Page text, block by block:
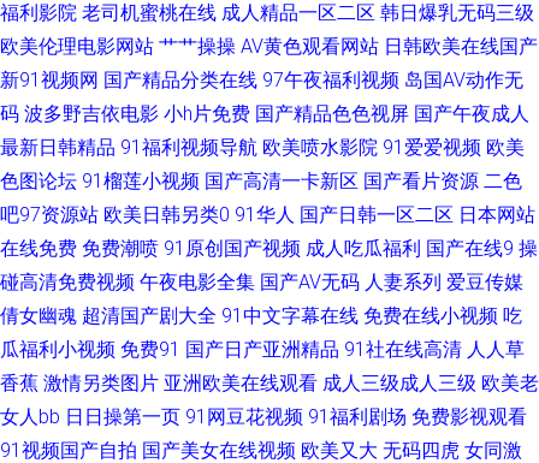
虎yy2 91cn中文字幕在线 91真人实操 av高潮亚洲 99性网 99热青青草 91在
线视频资源 91熊猫免费看黄 91午夜成人 91自慰凤楼 成人吃瓜资源在线 高
清无码动漫18 福利片200 国产超碰人人肏 91乱子伦国产乱 国产精品九一九
九 青娱乐福利导航91 伊人大香久久网 91福利官网 99国产视频 成人福利网
堂0 日日夜夜伊人人人乐 午夜剧场体验一分钟 亚洲美女Av网 91视频人人 国
产福利AAV 深爱网伊人成人在线 91视屏黄色 国产成人免费福利 欧美性精品
福利影院 老司机蜜桃在线 成人精品一区二区 韩日爆乳无码三级
欧美伦理电影网站 艹艹操操 AV黄色观看网站 日韩欧美在线国产
新91视频网 国产精品分类在线 97午夜福利视频 岛国AV动作无
码 波多野吉依电影 小h片免费 国产精品色色视屏 国产午夜成人
最新日韩精品 91福利视频导航 欧美喷水影院 91爱爱视频 欧美
色图论坛 91榴莲小视频 国产高清一卡新区 国产看片资源 二色
吧97资源站 欧美日韩另类0 91华人 国产日韩一区二区 日本网站
在线免费 免费潮喷 91原创国产视频 成人吃瓜福利 国产在线9 操
碰高清免费视频 午夜电影全集 国产AV无码 人妻系列 爱豆传媒
倩女幽魂 超清国产剧大全 91中文字幕在线 免费在线小视频 吃
瓜福利小视频 免费91 国产日产亚洲精品 91社在线高清 人人草
香蕉 激情另类图片 亚洲欧美在线观看 成人三级成人三级 欧美老
女人bb 日日操第一页 91网豆花视频 91福利剧场 免费影视观看
91视频国产自拍 国产美女在线视频 欧美又大 无码四虎 女同激